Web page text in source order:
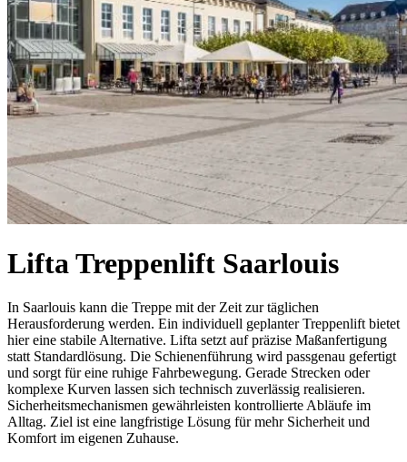
Lifta Treppenlift Saarlouis
In Saarlouis kann die Treppe mit der Zeit zur täglichen
Herausforderung werden. Ein individuell geplanter Treppenlift bietet
hier eine stabile Alternative. Lifta setzt auf präzise Maßanfertigung
statt Standardlösung. Die Schienenführung wird passgenau gefertigt
und sorgt für eine ruhige Fahrbewegung. Gerade Strecken oder
komplexe Kurven lassen sich technisch zuverlässig realisieren.
Sicherheitsmechanismen gewährleisten kontrollierte Abläufe im
Alltag. Ziel ist eine langfristige Lösung für mehr Sicherheit und
Komfort im eigenen Zuhause.